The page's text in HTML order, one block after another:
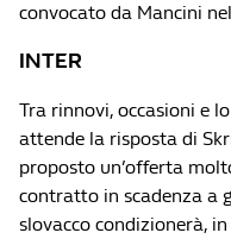
convocato da Mancini
INTER
Tra rinnovi, occasioni e
attende la risposta di
proposto un’offerta
contratto in scadenza a
slovacco condizionerà,